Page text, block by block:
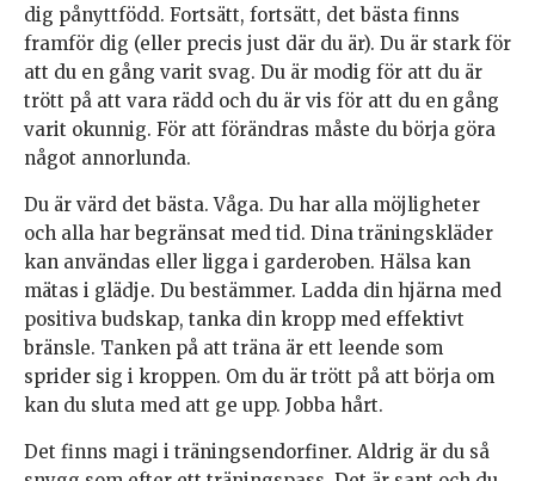
dig pånyttfödd. Fortsätt, fortsätt, det bästa finns
framför dig (eller precis just där du är). Du är stark för
att du en gång varit svag. Du är modig för att du är
trött på att vara rädd och du är vis för att du en gång
varit okunnig. För att förändras måste du börja göra
något annorlunda.
Du är värd det bästa. Våga. Du har alla möjligheter
och alla har begränsat med tid. Dina träningskläder
kan användas eller ligga i garderoben. Hälsa kan
mätas i glädje. Du bestämmer. Ladda din hjärna med
positiva budskap, tanka din kropp med effektivt
bränsle. Tanken på att träna är ett leende som
sprider sig i kroppen. Om du är trött på att börja om
kan du sluta med att ge upp. Jobba hårt.
Det finns magi i träningsendorfiner. Aldrig är du så